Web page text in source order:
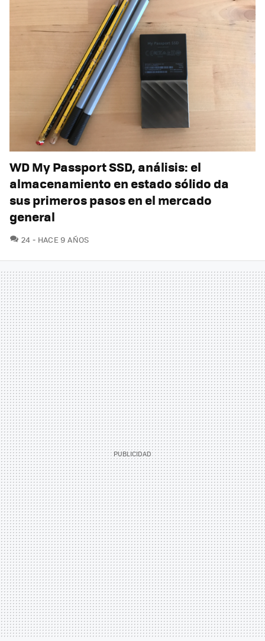
WD My Passport SSD, análisis: el
almacenamiento en estado sólido da
sus primeros pasos en el mercado
general
24 COMENTARIOS
HACE 9 AÑOS